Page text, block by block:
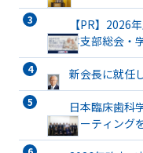
【PR】2026
本支部総会・
新会長に就任
日本臨床歯科
ミーティング